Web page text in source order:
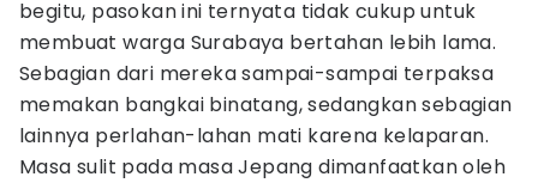
begitu, pasokan ini ternyata tidak cukup untuk
membuat warga Surabaya bertahan lebih lama.
Sebagian dari mereka sampai-sampai terpaksa
memakan bangkai binatang, sedangkan sebagian
lainnya perlahan-lahan mati karena kelaparan.
Masa sulit pada masa Jepang dimanfaatkan oleh